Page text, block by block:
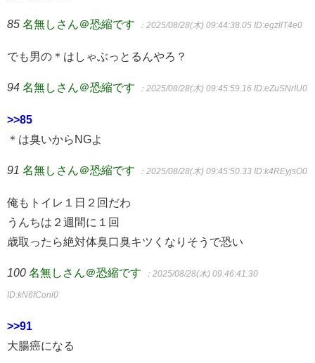
85 名無しさん＠恐縮です ：2025/08/28(木) 09:44:38.05 ID:egzllT4e0
でも男の＊はしゃぶっとるんやろ？
94 名無しさん＠恐縮です ：2025/08/28(木) 09:45:59.16 ID:eZuSNrIU0
>>85
＊は臭いからNGよ
91 名無しさん＠恐縮です ：2025/08/28(木) 09:45:50.33 ID:k4REyjsO0
俺もトイレ１日２回だわ
うんちは２週間に１回
歳取ったら絶対体臭口臭キツくなりそうで恐い
100 名無しさん＠恐縮です ：2025/08/28(木) 09:46:41.30
ID:kN6fConl0
>>91
大腸癌になる